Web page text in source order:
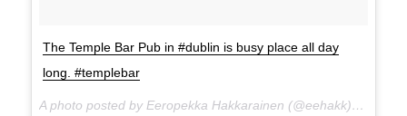
The Temple Bar Pub in #dublin is busy place all day
long. #templebar
A photo posted by Eeropekka Hakkarainen (@eehakk) on